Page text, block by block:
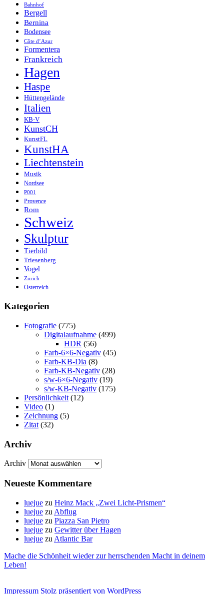
Bahnhof
Bergell
Bernina
Bodensee
Côte d’Azur
Formentera
Frankreich
Hagen
Haspe
Hüttengelände
Italien
KB-V
KunstCH
KunstFL
KunstHA
Liechtenstein
Musik
Nordsee
P001
Provence
Rom
Schweiz
Skulptur
Tierbild
Triesenberg
Vogel
Zürich
Österreich
Kategorien
Fotografie (775)
Digitalaufnahme (499)
HDR (56)
Farb-6×6-Negativ (45)
Farb-KB-Dia (8)
Farb-KB-Negativ (28)
s/w-6×6-Negativ (19)
s/w-KB-Negativ (175)
Persönlichkeit (12)
Video (1)
Zeichnung (5)
Zitat (32)
Archiv
Archiv
Neueste Kommentare
luejue zu Heinz Mack „Zwei Licht-Prismen“
luejue zu Abflug
luejue zu Piazza San Pietro
luejue zu Gewitter über Hagen
luejue zu Atlantic Bar
Mache die Schönheit wieder zur herrschenden Macht in deinem
Leben!
Impressum Stolz präsentiert von WordPress